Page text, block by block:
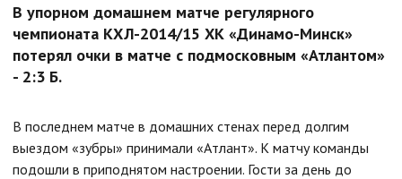
В упорном домашнем матче регулярного
чемпионата КХЛ-2014/15 ХК «Динамо-Минск»
потерял очки в матче с подмосковным «Атлантом»
- 2:3 Б.
В последнем матче в домашних стенах перед долгим
выездом «зубры» принимали «Атлант». К матчу команды
подошли в приподнятом настроении. Гости за день до